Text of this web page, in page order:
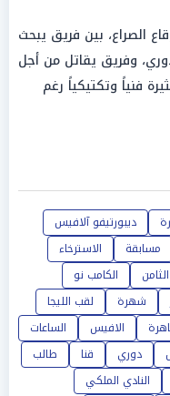
الصراع، بين فريق يبحث
وفريق يقاتل من أجل
فنياً وتكتيكياً رغم
ديبورتيفو آلافيس
مسابقة
الاسترخاء
الكامب نو
شهرة
لقب الليجا
الافيس
الساعات
دوري قنا
طالب
النادي الملكي